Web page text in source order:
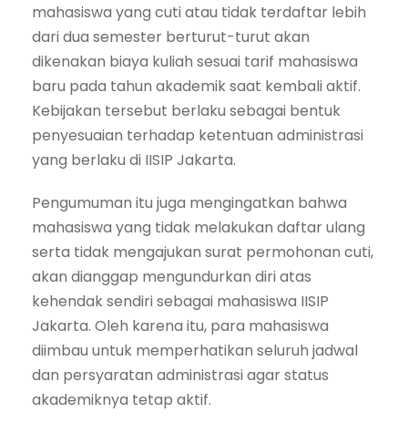
mahasiswa yang cuti atau tidak terdaftar lebih
dari dua semester berturut-turut akan
dikenakan biaya kuliah sesuai tarif mahasiswa
baru pada tahun akademik saat kembali aktif.
Kebijakan tersebut berlaku sebagai bentuk
penyesuaian terhadap ketentuan administrasi
yang berlaku di IISIP Jakarta.
Pengumuman itu juga mengingatkan bahwa
mahasiswa yang tidak melakukan daftar ulang
serta tidak mengajukan surat permohonan cuti,
akan dianggap mengundurkan diri atas
kehendak sendiri sebagai mahasiswa IISIP
Jakarta. Oleh karena itu, para mahasiswa
diimbau untuk memperhatikan seluruh jadwal
dan persyaratan administrasi agar status
akademiknya tetap aktif.